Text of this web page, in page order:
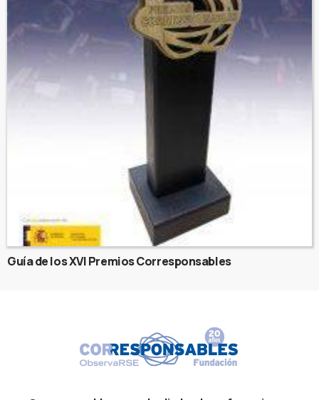
Guía de los XVI Premios Corresponsables